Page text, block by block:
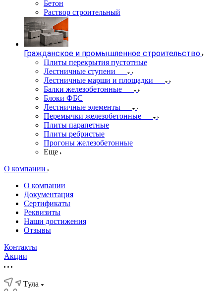
Бетон
Раствор строительный
Гражданское и промышленное строительство
Плиты перекрытия пустотные
Лестничные ступени
Лестничные марши и площадки
Балки железобетонные
Блоки ФБС
Лестничные элементы
Перемычки железобетонные
Плиты парапетные
Плиты ребристые
Прогоны железобетонные
Еще
О компании
О компании
Документация
Сертификаты
Реквизиты
Наши достижения
Отзывы
Контакты
Акции
Тула